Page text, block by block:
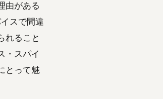
由がある
スで間違
れること
・スパイ
とって魅